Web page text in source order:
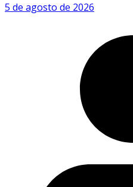
5 de agosto de 2026